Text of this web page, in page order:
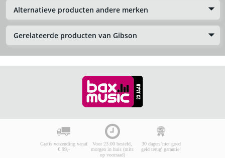
Alternatieve producten andere merken
Gerelateerde producten van Gibson
Gratis verzending vanaf
€ 99,-
Voor 23:00 besteld,
morgen in huis (mits
op voorraad)
30 dagen 'niet goed
geld terug' garantie!